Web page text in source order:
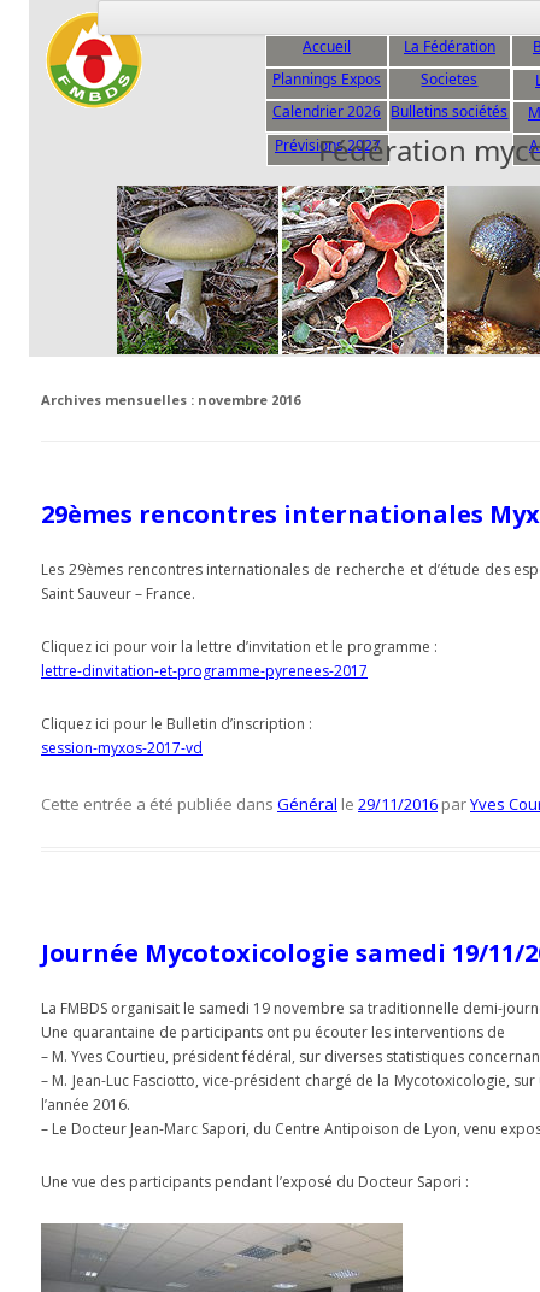
Accueil La Fédération
Plannings Expos Societes
Calendrier 2026
Prévisions 2027
Bulletins sociétés
Fédération
Archives mensuelles : novembre 2016
29èmes rencontres internationales
Les 29èmes rencontres internationales de recherche et d’étude des
Saint Sauveur – France.
Cliquez ici pour voir la lettre d’invitation et le programme :
lettre-dinvitation-et-programme-pyrenees-2017
Cliquez ici pour le Bulletin d’inscription :
session-myxos-2017-vd
Cette entrée a été publiée dans Général le 29/11/2016 parYves
Journée Mycotoxicologie samedi 19/11/
La FMBDS organisait le samedi 19 novembre sa traditionnelle demi-
Une quarantaine de participants ont pu écouter les interventions de
– M. Yves Courtieu, président fédéral, sur diverses statistiques
– M. Jean-Luc Fasciotto, vice-président chargé de la Mycotoxicologie,
l’année 2016.
– Le Docteur Jean-Marc Sapori, du Centre Antipoison de Lyon, venu
Une vue des participants pendant l’exposé du Docteur Sapori :